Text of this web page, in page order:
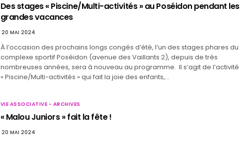
Des stages « Piscine/Multi-activités » au Poséidon pendant les
grandes vacances
20 MAI 2024
À l’occasion des prochains longs congés d’été, l’un des stages phares du
complexe sportif Poséidon (avenue des Vaillants 2), depuis de très
nombreuses années, sera à nouveau au programme. Il s’agit de l’activité
« Piscine/Multi-activités » qui fait la joie des enfants,…
VIE ASSOCIATIVE - ARCHIVES
« Malou Juniors » fait la fête !
20 MAI 2024